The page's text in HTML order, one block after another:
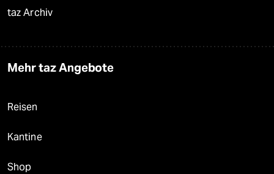
taz Archiv
Mehr taz Angebote
Reisen
Kantine
Shop